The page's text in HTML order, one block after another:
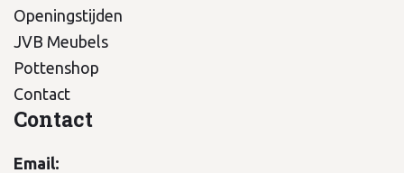
Openingstijden
JVB Meubels
Pottenshop
Contact
Contact
Email: